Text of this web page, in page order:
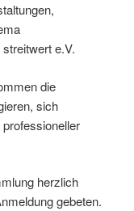
e.V.
die
sich
herzlich
gebeten.